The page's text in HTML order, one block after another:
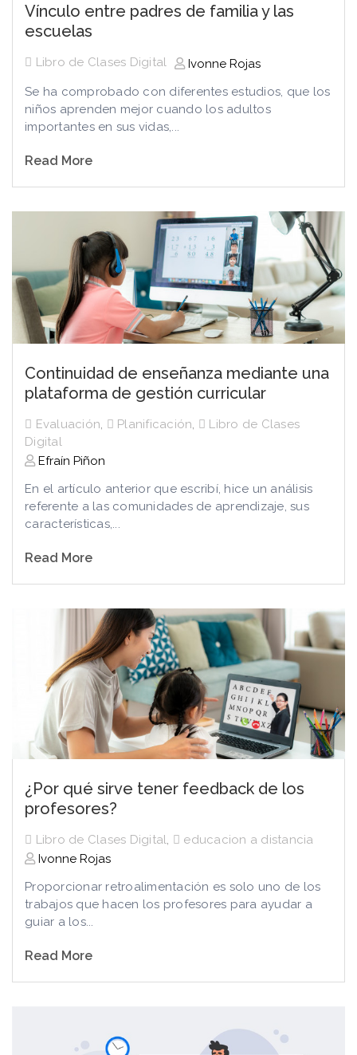
Vínculo entre padres de familia y las
escuelas
Libro de Clases Digital
Ivonne Rojas
Se ha comprobado con diferentes estudios, que los
niños aprenden mejor cuando los adultos
importantes en sus vidas,...
Read More
Continuidad de enseñanza mediante una
plataforma de gestión curricular
Evaluación, Planificación,
Libro de Clases
Digital
Efraín Piñon
En el artículo anterior que escribí, hice un análisis
referente a las comunidades de aprendizaje, sus
características,...
Read More
¿Por qué sirve tener feedback de los
profesores?
Libro de Clases Digital,
educacion a distancia
Ivonne Rojas
Proporcionar retroalimentación es solo uno de los
trabajos que hacen los profesores para ayudar a
guiar a los...
Read More